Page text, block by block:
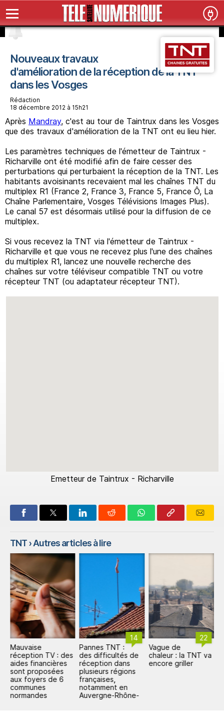
Nouveaux travaux
d'amélioration de la réception de la TNT
dans les Vosges
Rédaction
18 décembre 2012 à 15h21
Après Mandray, c'est au tour de Taintrux dans les Vosges
que des travaux d'amélioration de la TNT ont eu lieu hier.
Les paramètres techniques de l'émetteur de Taintrux -
Richarville ont été modifié afin de faire cesser des
perturbations qui perturbaient la réception de la TNT. Les
habitants avoisinants recevaient mal les chaînes TNT du
multiplex R1 (France 2, France 3, France 5, France Ô, La
Chaîne Parlementaire, Vosges Télévisions Images Plus).
Le canal 57 est désormais utilisé pour la diffusion de ce
multiplex.
Si vous recevez la TNT via l'émetteur de Taintrux -
Richarville et que vous ne recevez plus l'une des chaînes
du multiplex R1, lancez une nouvelle recherche des
chaînes sur votre téléviseur compatible TNT ou votre
récepteur TNT (ou adaptateur récepteur TNT).
Emetteur de Taintrux - Richarville
TNT› Autres articles à lire
Mauvaise
réception TV : des
aides financières
sont proposées
aux foyers de 6
communes
normandes
14
Pannes TNT :
des difficultés de
réception dans
plusieurs régions
françaises,
notamment en
Auvergne-Rhône-
22
Vague de
chaleur : la TNT va
encore griller